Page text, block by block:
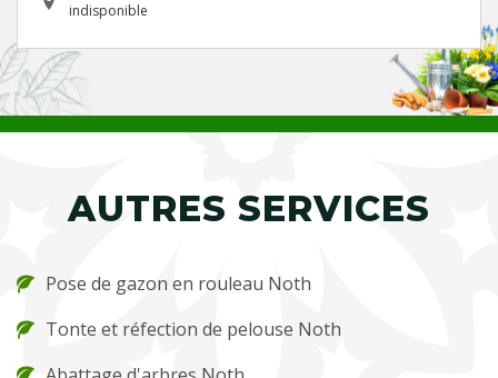
indisponible
AUTRES SERVICES
Pose de gazon en rouleau Noth
Tonte et réfection de pelouse Noth